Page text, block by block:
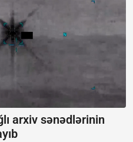
arxiv sənədlərinin